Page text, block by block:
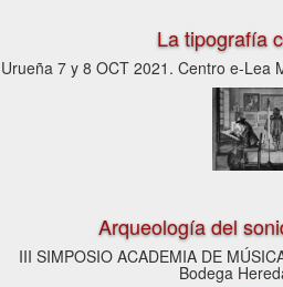
La tipografía
Urueña 7 y 8 OCT 2021. Centro e-Lea
Arqueología del
III SIMPOSIO ACADEMIA DE
Bodega